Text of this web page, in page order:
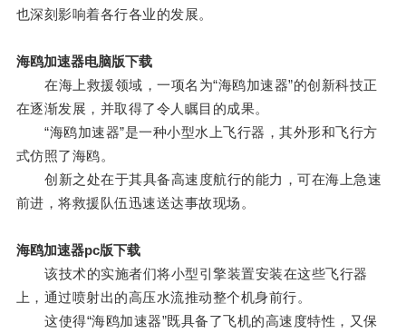
也深刻影响着各行各业的发展。
海鸥加速器电脑版下载
在海上救援领域，一项名为“海鸥加速器”的创新科技正
在逐渐发展，并取得了令人瞩目的成果。
“海鸥加速器”是一种小型水上飞行器，其外形和飞行方
式仿照了海鸥。
创新之处在于其具备高速度航行的能力，可在海上急速
前进，将救援队伍迅速送达事故现场。
海鸥加速器pc版下载
该技术的实施者们将小型引擎装置安装在这些飞行器
上，通过喷射出的高压水流推动整个机身前行。
这使得“海鸥加速器”既具备了飞机的高速度特性，又保